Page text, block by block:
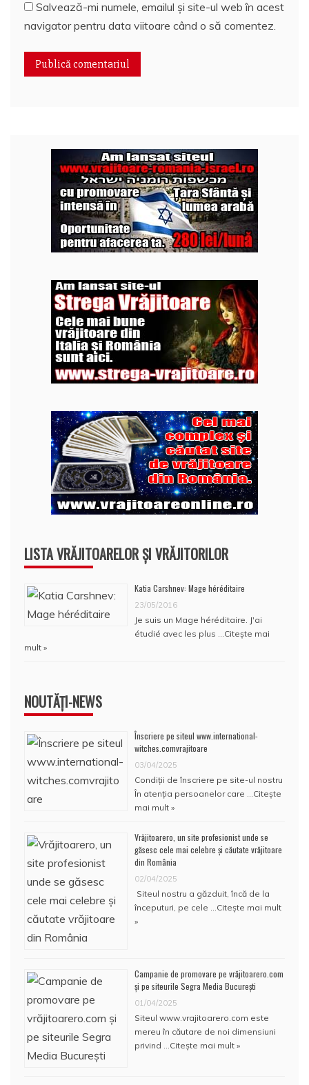
Salvează-mi numele, emailul și site-ul web în acest
navigator pentru data viitoare când o să comentez.
LISTA VRĂJITOARELOR ȘI VRĂJITORILOR
Katia Carshnev: Mage héréditaire
23/05/2016
Je suis un Mage héréditaire. J'ai
étudié avec les plus …Citește mai
mult »
NOUTĂȚI-NEWS
Înscriere pe siteul www.international-
witches.comvrajitoare
03/04/2025
Condiţii de înscriere pe site-ul nostru
În atenţia persoanelor care …Citește
mai mult »
Vrăjitoarero, un site profesionist unde se
găsesc cele mai celebre și căutate vrăjitoare
din România
02/04/2025
Siteul nostru a găzduit, încă de la
începuturi, pe cele …Citește mai mult
»
Campanie de promovare pe vrăjitoarero.com
și pe siteurile Segra Media București
01/04/2025
Siteul www.vrajitoarero.com este
mereu în căutare de noi dimensiuni
privind …Citește mai mult »